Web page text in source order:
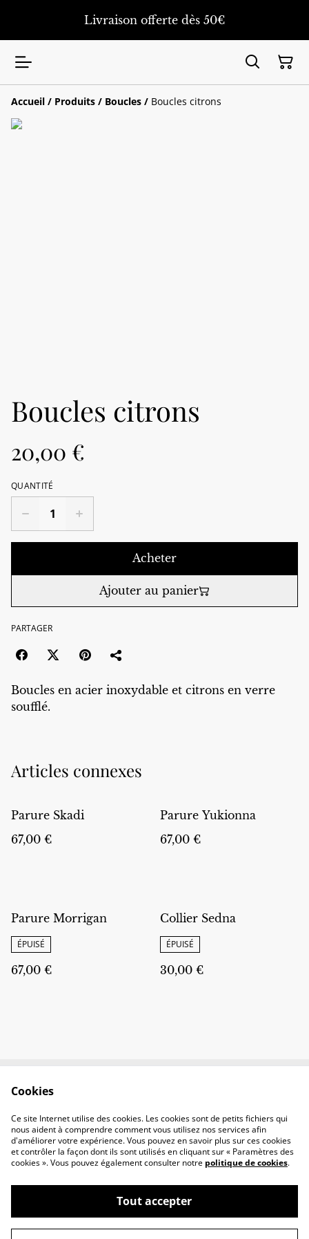
Livraison offerte dès 50€
Accueil / Produits / Boucles / Boucles citrons
Boucles citrons
20,00 €
QUANTITÉ
Acheter
Ajouter au panier
PARTAGER
Boucles en acier inoxydable et citrons en verre
soufflé.
Articles connexes
Parure Skadi
67,00 €
Parure Yukionna
67,00 €
Parure Morrigan
ÉPUISÉ
67,00 €
Collier Sedna
ÉPUISÉ
30,00 €
Politique de
confidentialité
Politique de cookies
©2026Briony Créations
Cookies
Ce site Internet utilise des cookies. Les cookies sont de petits fichiers qui
nous aident à comprendre comment vous utilisez nos services afin
d'améliorer votre expérience. Vous pouvez en savoir plus sur ces cookies
et contrôler la façon dont ils sont utilisés en cliquant sur « Paramètres des
cookies ». Vous pouvez également consulter notre politique de cookies.
Tout accepter